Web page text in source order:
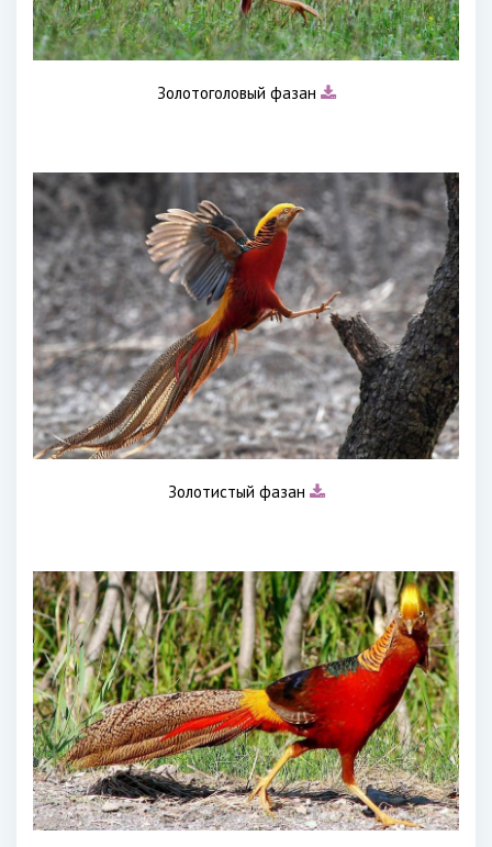
Золотоголовый фазан
Золотистый фазан